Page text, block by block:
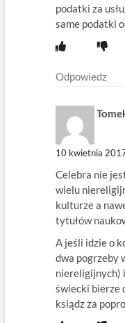
podatki za
same podatki
Odpowiedz
10 kwietnia
Celebra nie
wielu
kulturze a
tytułów
A jeśli idzie o
dwa pogrzeby
niereligijnych)
świecki bierze
ksiądz za